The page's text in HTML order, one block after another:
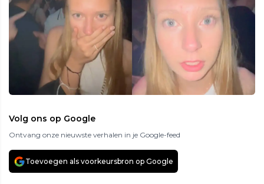
Volg ons op Google
Ontvang onze nieuwste verhalen in je Google-feed
Toevoegen als voorkeursbron op Google